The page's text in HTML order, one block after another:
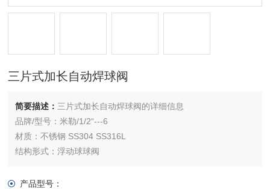
三片式加长自动焊球阀
简要描述： 三片式加长自动焊球阀的详细信息
品牌/型号：米勒/1/2“---6
材质：不锈钢 SS304 SS316L
结构形式：浮动球球阀
标准：美系管道
产品型号：